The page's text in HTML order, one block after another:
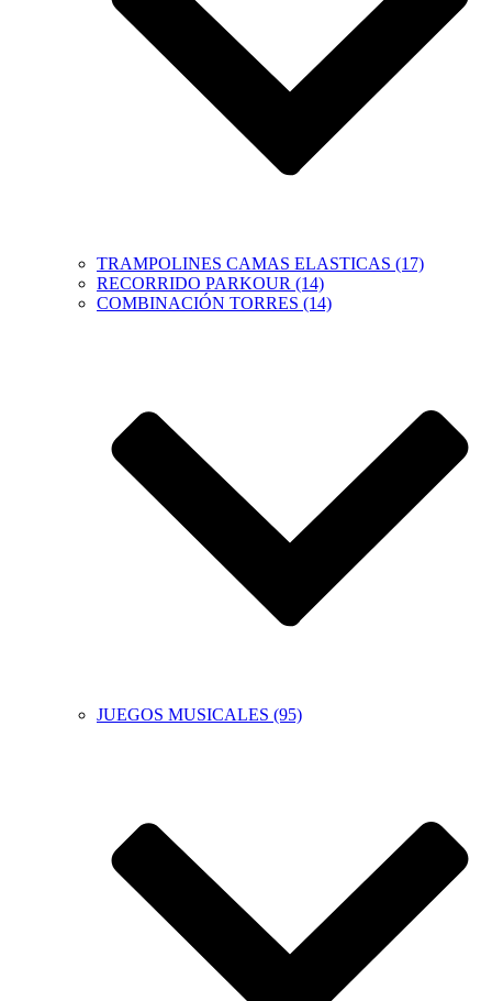
TRAMPOLINES CAMAS ELASTICAS (17)
RECORRIDO PARKOUR (14)
COMBINACIÓN TORRES (14)
JUEGOS MUSICALES (95)